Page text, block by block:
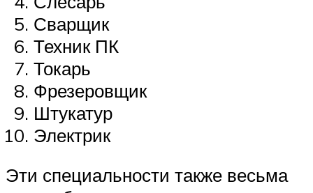
Сварщик
Техник ПК
Токарь
Фрезеровщик
Штукатур
Электрик
Эти специальности также весьма